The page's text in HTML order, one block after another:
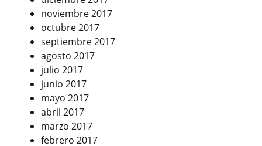
noviembre 2017
octubre 2017
septiembre 2017
agosto 2017
julio 2017
junio 2017
mayo 2017
abril 2017
marzo 2017
febrero 2017